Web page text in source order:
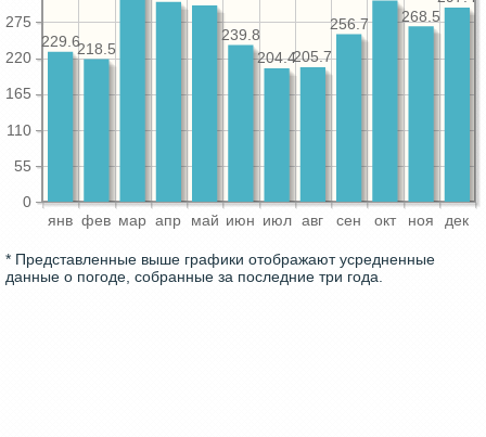
янв фев мар апр май июн июл авг сен окт ноя дек
0
55
110
165
220
275
268.5
256.7
205.7
204.4
239.8
218.5
229.6
* Представленные выше графики отображают усредненные
данные о погоде, собранные за последние три года.